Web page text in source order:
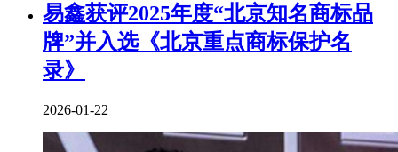
易鑫获评2025年度“北京知名商标品
牌”并入选《北京重点商标保护名
录》
2026-01-22